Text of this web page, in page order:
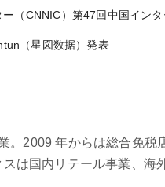
（CNNIC）第47回中国イン
（星図数据）発表
。2009 年からは総合免
は国内リテール事業、